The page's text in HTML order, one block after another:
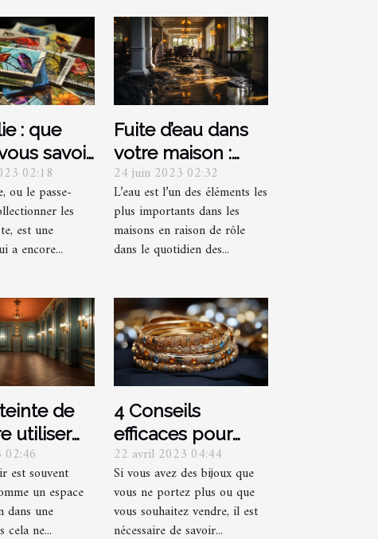
: que
savoir
vous
des
?
02:18
ou le passe-
les
est une
a encore...
Fuite d’eau dans
votre maison :
Comment arriver
à détecter et les
précautions à
prendre plus
24 juin 2023 02:32
L’eau est l’un des éléments les
plus importants dans les
maisons en raison de rôle
dans le quotidien des...
de
utiliser
couloir et
?
est souvent
un espace
dans une
cela ne...
4 Conseils
efficaces pour
racheter vos
bijoux
22 avril 2023 04:44
Si vous avez des bijoux que
vous ne portez plus ou que
vous souhaitez vendre, il est
nécessaire de savoir...